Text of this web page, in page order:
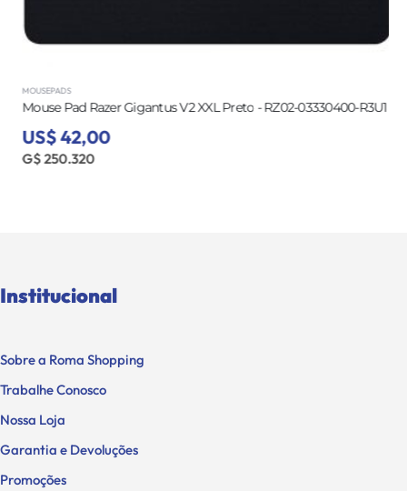
MOUSEPADS
Mouse Pad Razer Gigantus V2 XXL Preto - RZ02-03330400-R3U1
US$ 42,00
G$ 250.320
Institucional
Sobre a Roma Shopping
Trabalhe Conosco
Nossa Loja
Garantia e Devoluções
Promoções